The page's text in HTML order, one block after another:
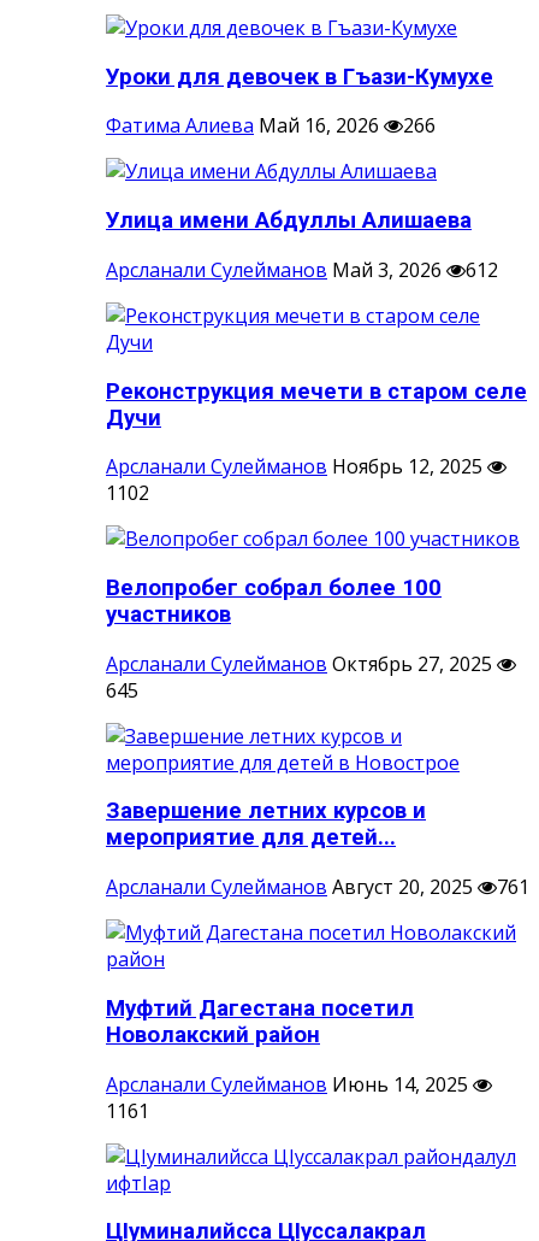
Уроки для девочек в Гъази-Кумухе
Фатима Алиева Май 16, 2026 266
Улица имени Абдуллы Алишаева
Арсланали Сулейманов Май 3, 2026 612
Реконструкция мечети в старом селе
Дучи
Арсланали Сулейманов Ноябрь 12, 2025
1102
Велопробег собрал более 100
участников
Арсланали Сулейманов Октябрь 27, 2025
645
Завершение летних курсов и
мероприятие для детей...
Арсланали Сулейманов Август 20, 2025 761
Муфтий Дагестана посетил
Новолакский район
Арсланали Сулейманов Июнь 14, 2025
1161
ЦIуминалийсса ЦIуссалакрал